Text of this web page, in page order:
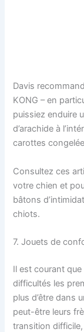
Davis
KONG – en
puissiez enduire
d’arachide à
carottes
Consultez ces
votre chien et
bâtons
chiots.
7. Jouets de
Il est courant
difficultés les
plus d’être dans
peut-être leurs
transition